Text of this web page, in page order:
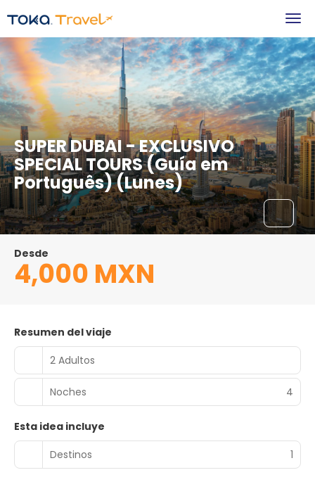
SUPER DUBAI - EXCLUSIVO
SPECIAL TOURS (Guía em
Português) (Lunes)
Desde
4,000 MXN
Resumen del viaje
2 Adultos
Noches 4
Esta idea incluye
Destinos
1